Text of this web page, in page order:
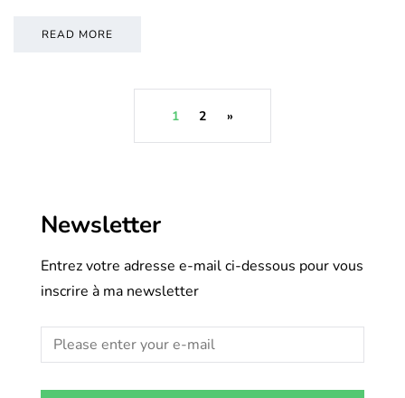
READ MORE
1 2 »
Newsletter
Entrez votre adresse e-mail ci-dessous pour vous
inscrire à ma newsletter